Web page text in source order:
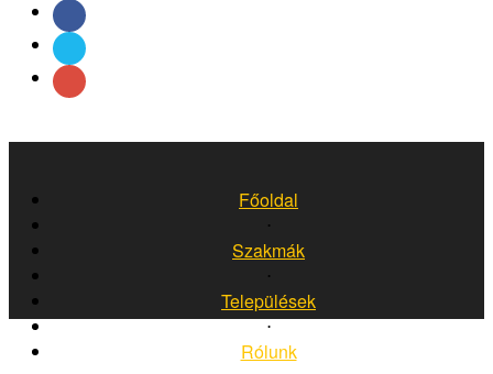
Főoldal
⋅
Szakmák
⋅
Települések
⋅
Rólunk